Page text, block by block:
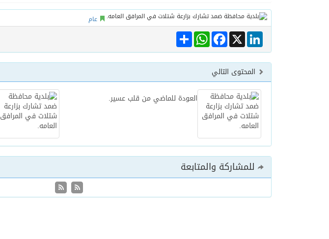
عام
Share
WhatsAppFacebook X
LinkedIn
المحتوى التالي
العودة للماضي من قلب عسير.
للمشاركة والمتابعة